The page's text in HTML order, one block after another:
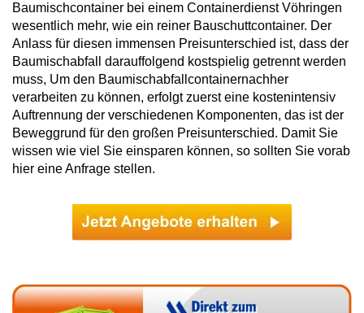
Baumischcontainer bei einem Containerdienst Vöhringen
wesentlich mehr, wie ein reiner Bauschuttcontainer. Der
Anlass für diesen immensen Preisunterschied ist, dass der
Baumischabfall darauffolgend kostspielig getrennt werden
muss, Um den Baumischabfallcontainernachher
verarbeiten zu können, erfolgt zuerst eine kostenintensiv
Auftrennung der verschiedenen Komponenten, das ist der
Beweggrund für den großen Preisunterschied. Damit Sie
wissen wie viel Sie einsparen können, so sollten Sie vorab
hier eine Anfrage stellen.